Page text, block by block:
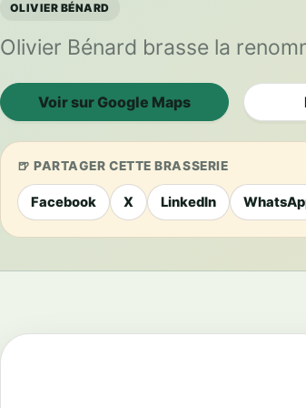
OLIVIER BÉNARD
Olivier Bénard brasse la
Voir sur Google Maps
PARTAGER CETTE BRASSERIE
Facebook X LinkedIn